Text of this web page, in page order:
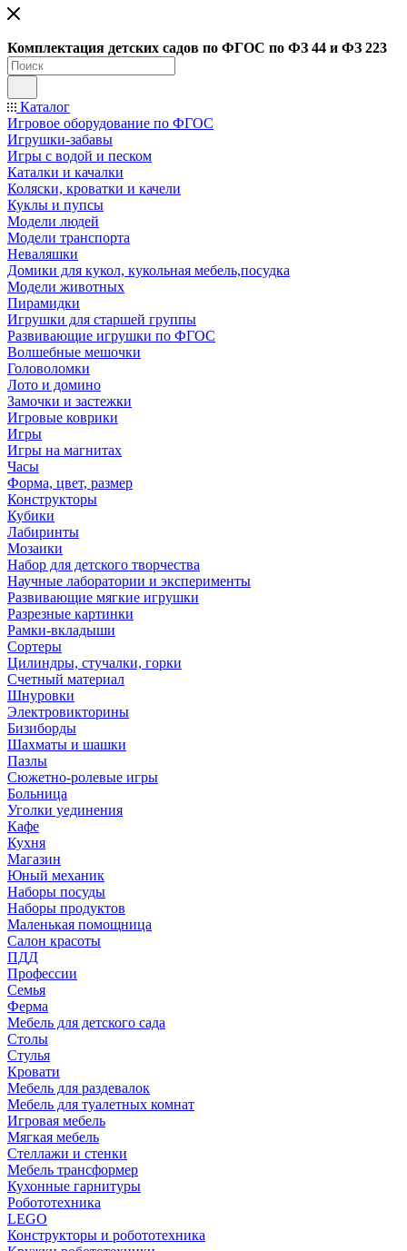
Комплектация детских садов по ФГОC по ФЗ 44 и ФЗ 223
Каталог
Игровое оборудование по ФГОС
Игрушки-забавы
Игры с водой и песком
Каталки и качалки
Коляски, кроватки и качели
Куклы и пупсы
Модели людей
Модели транспорта
Неваляшки
Домики для кукол, кукольная мебель,посудка
Модели животных
Пирамидки
Игрушки для старшей группы
Развивающие игрушки по ФГОС
Волшебные мешочки
Головоломки
Лото и домино
Замочки и застежки
Игровые коврики
Игры
Игры на магнитах
Часы
Форма, цвет, размер
Конструкторы
Кубики
Лабиринты
Мозаики
Набор для детского творчества
Научные лаборатории и эксперименты
Развивающие мягкие игрушки
Разрезные картинки
Рамки-вкладыши
Сортеры
Цилиндры, стучалки, горки
Счетный материал
Шнуровки
Электровикторины
Бизиборды
Шахматы и шашки
Пазлы
Сюжетно-ролевые игры
Больница
Уголки уединения
Кафе
Кухня
Магазин
Юный механик
Наборы посуды
Наборы продуктов
Маленькая помощница
Салон красоты
ПДД
Профессии
Семья
Ферма
Мебель для детского сада
Столы
Cтулья
Кровати
Мебель для раздевалок
Мебель для туалетных комнат
Игровая мебель
Мягкая мебель
Стеллажи и стенки
Мебель трансформер
Кухонные гарнитуры
Робототехника
LEGO
Конструкторы и робототехника